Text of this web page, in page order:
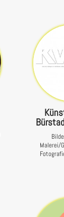
Malerei/